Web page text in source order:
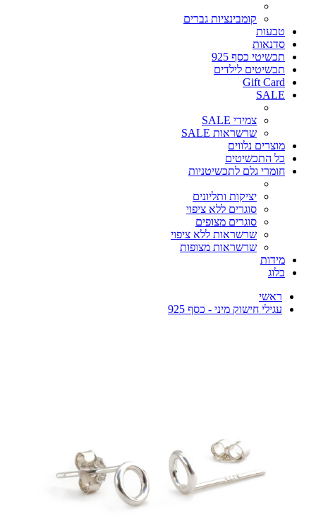
קומבינציות גברים
טבעות
סדנאות
תכשיטי כסף 925
תכשיטים לילדים
Gift Card
SALE
צמידי SALE
שרשראות SALE
מוצרים נלווים
כל התכשיטים
חומרי גלם לתכשיטניות
יציקות ותליונים
סוגרים ללא ציפוי
סוגרים מצופים
שרשראות ללא ציפוי
שרשראות מצופות
מידות
בלוג
ראשי
עגילי חישוק מיני - כסף 925